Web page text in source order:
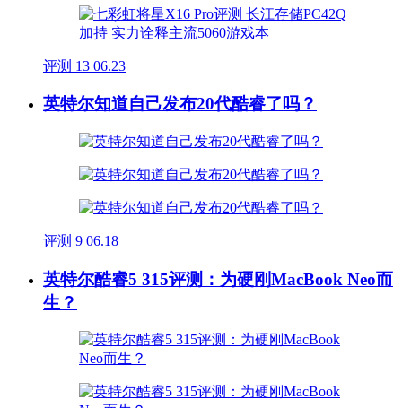
评测 13 06.23
英特尔知道自己发布20代酷睿了吗？
评测 9 06.18
英特尔酷睿5 315评测：为硬刚MacBook Neo而
生？